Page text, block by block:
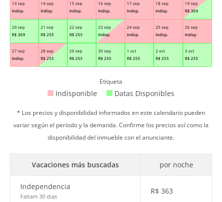
13 sep
Indisp.
14 sep
Indisp.
15 sep
Indisp.
16 sep
Indisp.
17 sep
Indisp.
18 sep
Indisp.
19 sep
R$ 369
20 sep
R$ 369
21 sep
R$ 255
22 sep
R$ 255
23 sep
Indisp.
24 sep
Indisp.
25 sep
Indisp.
26 sep
Indisp.
27 sep
Indisp.
28 sep
R$ 255
29 sep
R$ 255
30 sep
R$ 255
1 oct
R$ 255
2 oct
R$ 255
3 oct
R$ 255
Etiqueta
Indisponible Datas Disponibles
* Los precios y disponibilidad informados en este calendario pueden
variar según el período y la demanda. Confirme los precios así como la
disponibilidad del inmueble con el anunciante.
Vacaciones más buscadas por noche
Independencia
Faltam 30 dias
R$ 363